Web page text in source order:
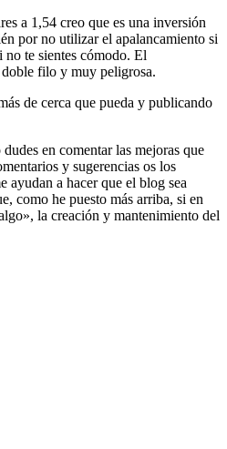
a 1,54 creo que es una inversión
por no utilizar el apalancamiento si
te sientes cómodo. El
doble filo y muy peligrosa.
de cerca que pueda y publicando
en comentar las mejoras que
y sugerencias os los
ayudan a hacer que el blog sea
como he puesto más arriba, si en
la creación y mantenimiento del